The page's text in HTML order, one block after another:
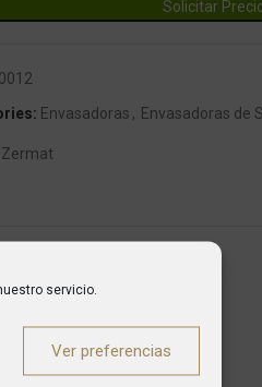
servicio.
Ver preferencias
Envasadoras , Envasadoras de
Zermat